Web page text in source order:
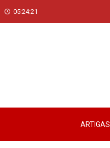
05:24:21
ARTIGAS